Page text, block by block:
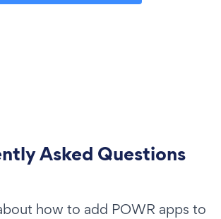
Asked Questions
how to add POWR apps to